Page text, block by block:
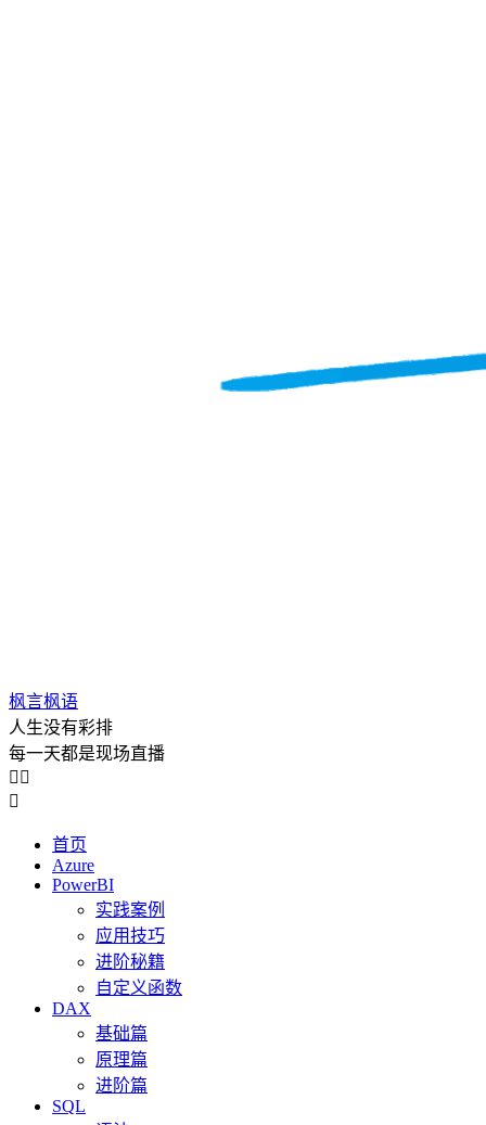
枫言枫语
人生没有彩排
每一天都是现场直播
 

首页
Azure
PowerBI
实践案例
应用技巧
进阶秘籍
自定义函数
DAX
基础篇
原理篇
进阶篇
SQL